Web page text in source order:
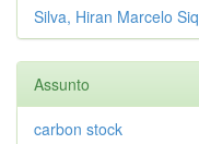
Silva, Hiran Marcelo
Assunto
carbon stock